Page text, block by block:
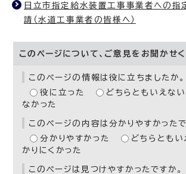
日立市指定給水装置工事事業者への指
請（水道工事業者の皆様へ）
このページについて、ご意見をお聞かせく
このページの情報は役に立ちましたか。
役に立った
どちらともいえない
なかった
このページの内容は分かりやすかったで
分かりやすかった
どちらともい
かりにくかった
このページは見つけやすかったですか。